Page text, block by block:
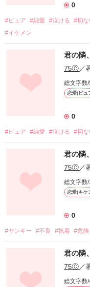
0
#ピュア #純愛 #泣ける #切な
#イケメン
君の隣
75Ⓒ／
総文字数
恋愛(ピュ
0
#ピュア #純愛 #泣ける #切な
君の隣
75Ⓒ／
総文字数
恋愛(キケ
0
#ヤンキー #不良 #執着 #危険
君の隣
75Ⓒ／
総文字数